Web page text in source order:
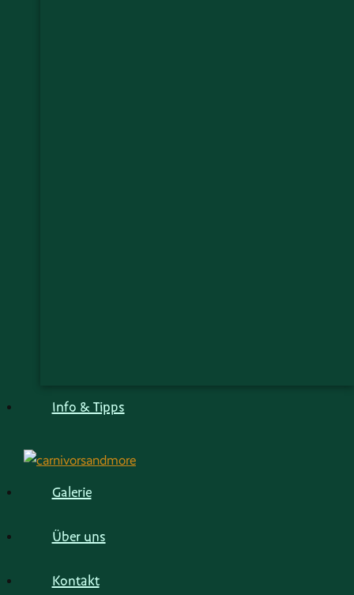
Info & Tipps
Galerie
Über uns
Kontakt